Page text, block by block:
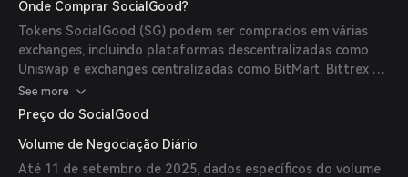
Onde Comprar SocialGood?
Tokens SocialGood (SG) podem ser comprados em várias
exchanges, incluindo plataformas descentralizadas como
Uniswap e exchanges centralizadas como BitMart, Bittrex e
MEXC.
See more
Preço do SocialGood
Volume de Negociação Diário
Até 11 de setembro de 2025, dados específicos do volume